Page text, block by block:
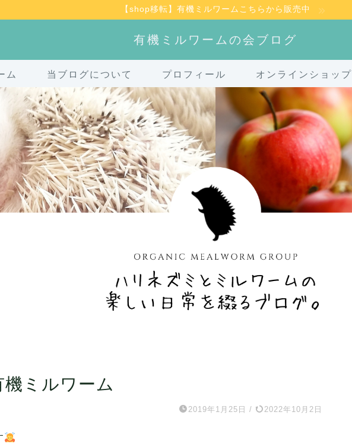
【shop移転】有機ミルワームこちらから販売中
有機ミルワームの会ブログ
ム 当ブログについて プロフィール オンラインショップ
ミルワーム
2019年1月25日 / 2022年10月2日